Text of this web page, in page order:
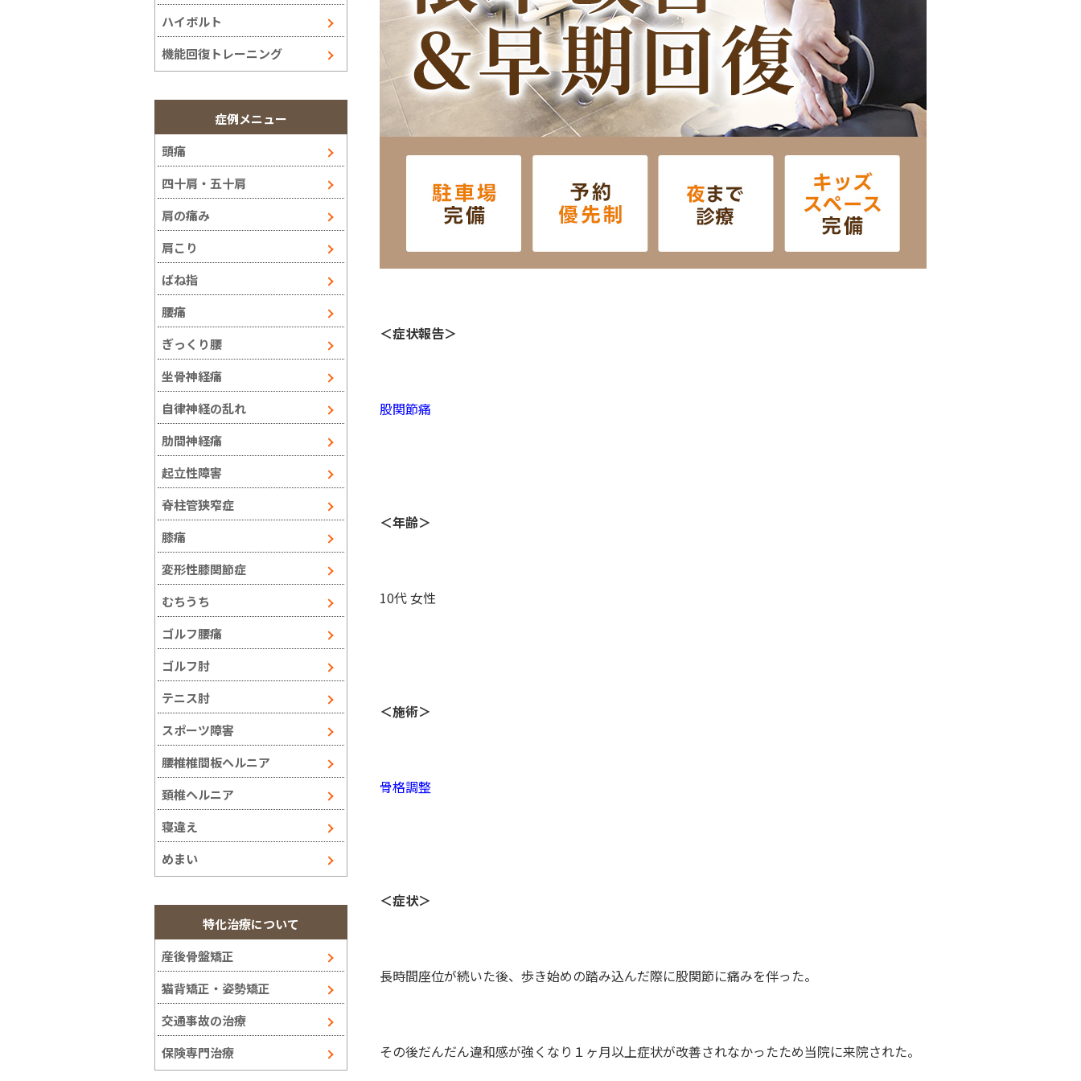
＜症状報告＞
股関節痛
＜年齢＞
10代 女性
＜施術＞
骨格調整
＜症状＞
長時間座位が続いた後、歩き始めの踏み込んだ際に股関節に痛みを伴った。
その後だんだん違和感が強くなり１ヶ月以上症状が改善されなかったため当院に来院された。
ハイボルト
機能回復トレーニング
症例メニュー
頭痛
四十肩・五十肩
肩の痛み
肩こり
ばね指
腰痛
ぎっくり腰
坐骨神経痛
自律神経の乱れ
肋間神経痛
起立性障害
脊柱管狭窄症
膝痛
変形性膝関節症
むちうち
ゴルフ腰痛
ゴルフ肘
テニス肘
スポーツ障害
腰椎椎間板ヘルニア
頚椎ヘルニア
寝違え
めまい
特化治療について
産後骨盤矯正
猫背矯正・姿勢矯正
交通事故の治療
保険専門治療